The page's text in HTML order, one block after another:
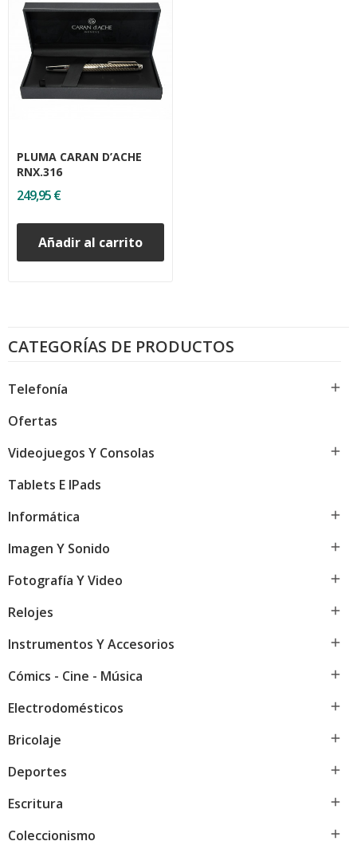
CATEGORÍAS DE PRODUCTOS
Telefonía 
Ofertas
Videojuegos Y Consolas

Tablets E IPads
Informática

Imagen Y Sonido 
Fotografía Y Video 
Relojes 
Instrumentos Y Accesorios 
Cómics - Cine - Música 
Electrodomésticos 
Bricolaje 
Deportes 
Escritura 
Coleccionismo 
PLUMA CARAN D’ACHE
RNX.316
249,95 €
Añadir al carrito